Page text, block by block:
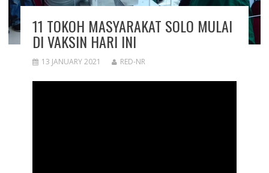
11 TOKOH MASYARAKAT SOLO MULAI
DI VAKSIN HARI INI
13 JANUARY 2021 RED-NR